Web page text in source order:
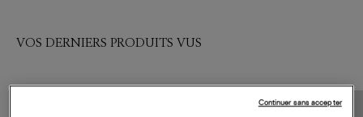
VOS DERNIERS PRODUITS VUS
Continuer sans accepter